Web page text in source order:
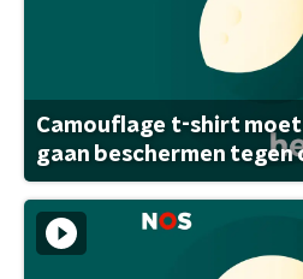
Camouflage t-shirt
gaan beschermen tegen